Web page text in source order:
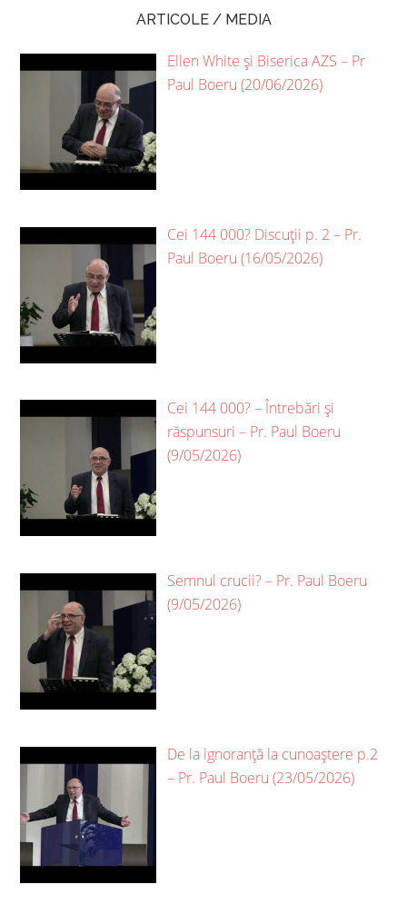
ARTICOLE / MEDIA
Ellen White și Biserica AZS – Pr
Paul Boeru (20/06/2026)
Cei 144 000? Discuții p. 2 – Pr.
Paul Boeru (16/05/2026)
Cei 144 000? – Întrebări și
răspunsuri – Pr. Paul Boeru
(9/05/2026)
Semnul crucii? – Pr. Paul Boeru
(9/05/2026)
De la ignoranță la cunoaștere p.2
– Pr. Paul Boeru (23/05/2026)